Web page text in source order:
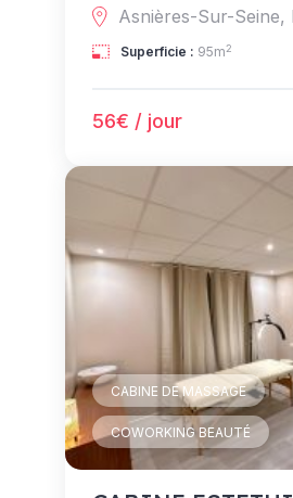
Asnières-Sur-Seine,
Superficie : 95m2
56€ / jour
CABINE DE MASSAGE
COWORKING BEAUTÉ